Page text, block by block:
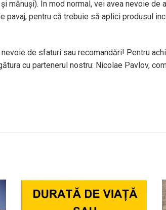
mănuși). În mod normal, vei avea nevoie de
pavaj, pentru că trebuie să aplici produsul
de sfaturi sau recomandări! Pentru
cu partenerul nostru: Nicolae Pavlov,